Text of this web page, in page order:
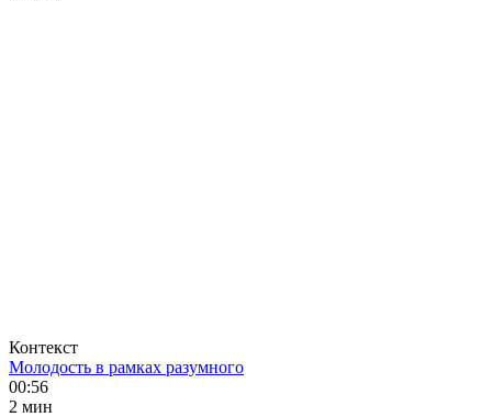
Контекст
Молодость в рамках разумного
00:56
2 мин